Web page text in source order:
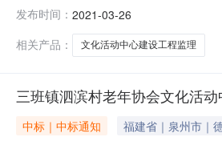
目概况与招标范围2.1工程建
等，具体以施工图纸及工程量
发布时间： 2021-03-26
相关产品：
文化活动中心建设工程监理
三班镇泗滨村老年协会文化活
中标｜中标通知
福建省｜泉州市｜